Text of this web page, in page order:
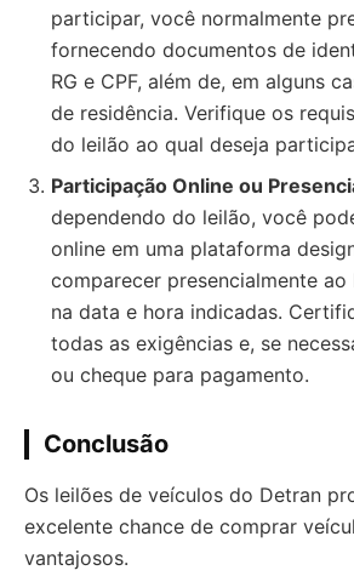
participar, você normalmente
fornecendo documentos de
RG e CPF, além de, em alguns
de residência. Verifique os
do leilão ao qual deseja
Participação Online ou
dependendo do leilão, você
online em uma plataforma
comparecer presencialmente
na data e hora indicadas.
todas as exigências e, se
ou cheque para pagamento.
Conclusão
Os leilões de veículos do Detran
excelente chance de comprar
vantajosos.